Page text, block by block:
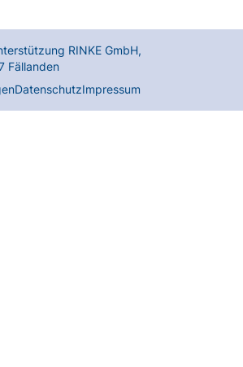
RINKE GmbH,
Fällanden
DatenschutzImpressum